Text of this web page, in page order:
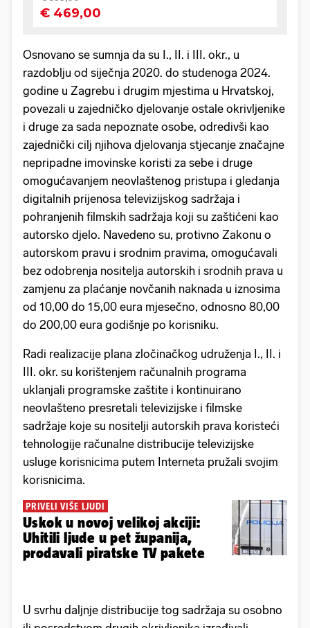
Osnovano se sumnja da su I., II. i III. okr., u
razdoblju od siječnja 2020. do studenoga 2024.
godine u Zagrebu i drugim mjestima u Hrvatskoj,
povezali u zajedničko djelovanje ostale okrivljenike
i druge za sada nepoznate osobe, odredivši kao
zajednički cilj njihova djelovanja stjecanje značajne
nepripadne imovinske koristi za sebe i druge
omogućavanjem neovlaštenog pristupa i gledanja
digitalnih prijenosa televizijskog sadržaja i
pohranjenih filmskih sadržaja koji su zaštićeni kao
autorsko djelo. Navedeno su, protivno Zakonu o
autorskom pravu i srodnim pravima, omogućavali
bez odobrenja nositelja autorskih i srodnih prava u
zamjenu za plaćanje novčanih naknada u iznosima
od 10,00 do 15,00 eura mjesečno, odnosno 80,00
do 200,00 eura godišnje po korisniku.
Radi realizacije plana zločinačkog udruženja I., II. i
III. okr. su korištenjem računalnih programa
uklanjali programske zaštite i kontinuirano
neovlašteno presretali televizijske i filmske
sadržaje koje su nositelji autorskih prava koristeći
tehnologije računalne distribucije televizijske
usluge korisnicima putem Interneta pružali svojim
korisnicima.
PRIVELI VIŠE LJUDI
Uskok u novoj velikoj akciji:
Uhitili ljude u pet županija,
prodavali piratske TV pakete
U svrhu daljnje distribucije tog sadržaja su osobno